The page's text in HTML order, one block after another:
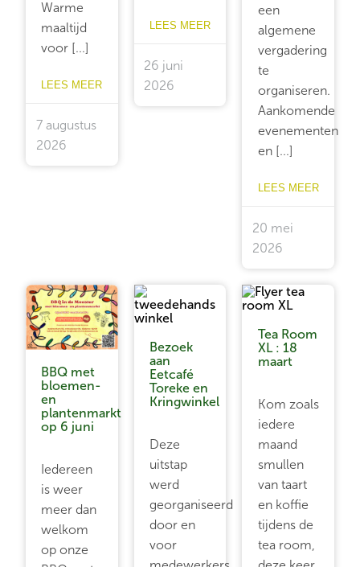
Warme
maaltijd
voor [...]
LEES MEER
7 augustus
2026
LEES MEER
26 juni
2026
een
algemene
vergadering
te
organiseren.
Aankomende
evenementen
en [...]
LEES MEER
20 mei
2026
BBQ met
bloemen-
en
plantenmarkt
op 6 juni
Iedereen
is weer
meer dan
welkom
op onze
Bezoek
aan
Eetcafé
Toreke en
Kringwinkel
Deze
uitstap
werd
georganiseerd
door en
voor
Tea Room
XL : 18
maart
Kom zoals
iedere
maand
smullen
van taart
en koffie
tijdens de
tea room,